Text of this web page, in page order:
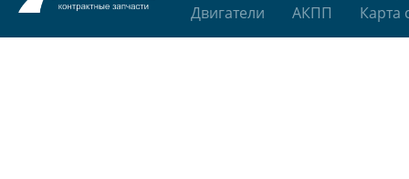
Двигатели
АКПП Карта